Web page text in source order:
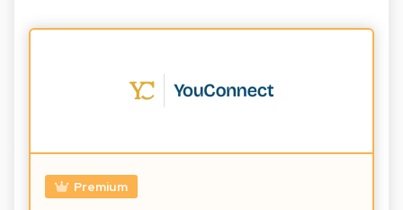
Premium